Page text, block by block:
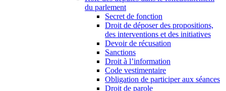
du parlement
Secret de fonction
Droit de déposer des propositions,
des interventions et des initiatives
Devoir de récusation
Sanctions
Droit à l’information
Code vestimentaire
Obligation de participer aux séances
Droit de parole